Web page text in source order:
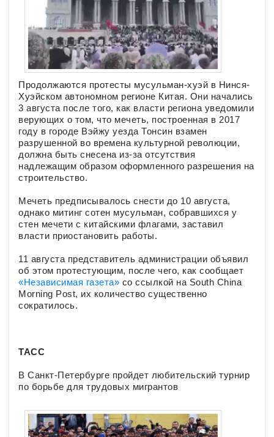
Продолжаются протесты мусульман-хуэй в Нинся-
Хуэйском автономном регионе Китая. Они начались
3 августа после того, как власти региона уведомили
верующих о том, что мечеть, построенная в 2017
году в городе Вэйжу уезда Тонсин взамен
разрушенной во времена культурной революции,
должна быть снесена из-за отсутствия
надлежащим образом оформленного разрешения на
строительство.
Мечеть предписывалось снести до 10 августа,
однако митинг сотен мусульман, собравшихся у
стен мечети с китайскими флагами, заставил
власти приостановить работы.
11 августа представитель администрации объявил
об этом протестующим, после чего, как сообщает
«Независимая газета» со ссылкой на South China
Morning Post, их количество существенно
сократилось.
ТАСС
В Санкт-Петербурге пройдет любительский турнир
по борьбе для трудовых мигрантов